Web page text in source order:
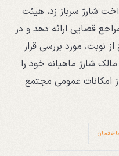
شارژ سرباز زد، هیئت
قضایی ارائه دهد و در
مورد بررسی قرار
شارژ ماهیانه خود را
عمومی مجتمع